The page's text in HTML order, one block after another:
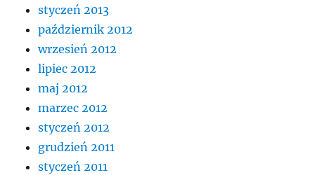
styczeń 2013
październik 2012
wrzesień 2012
lipiec 2012
maj 2012
marzec 2012
styczeń 2012
grudzień 2011
styczeń 2011